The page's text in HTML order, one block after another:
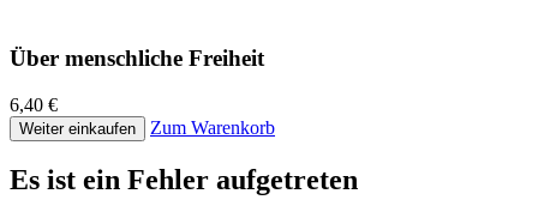
Über menschliche Freiheit
6,40 €
Weiter einkaufen Zum Warenkorb
Es ist ein Fehler aufgetreten